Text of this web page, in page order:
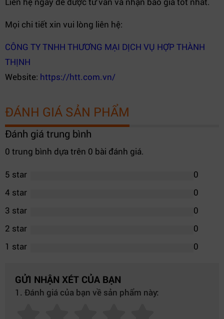
Mọi chi tiết xin vui lòng liên hệ:
CÔNG TY TNHH THƯƠNG MẠI DỊCH VỤ HỢP THÀNH
THỊNH
Website: https://htt.com.vn/
ĐÁNH GIÁ SẢN PHẨM
Đánh giá trung bình
0 trung bình dựa trên 0 bài đánh giá.
5 star
0
4 star
0
3 star
0
2 star
0
1 star
0
GỬI NHẬN XÉT CỦA BẠN
1. Đánh giá của bạn về sản phẩm này: